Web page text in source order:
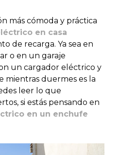
más cómoda y práctica
en casa
de recarga. Ya sea en
o en un garaje
un cargador eléctrico y
mientras duermes es la
leer lo que
si estás pensando en
en un enchufe